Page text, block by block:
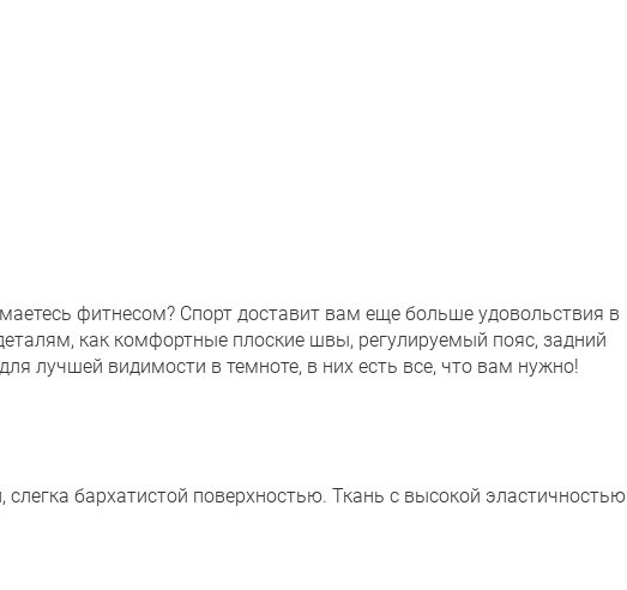
фитнесом? Спорт доставит вам еще больше удовольствия в
как комфортные плоские швы, регулируемый пояс, задний
лучшей видимости в темноте, в них есть все, что вам нужно!
бархатистой поверхностью. Ткань с высокой эластичностью